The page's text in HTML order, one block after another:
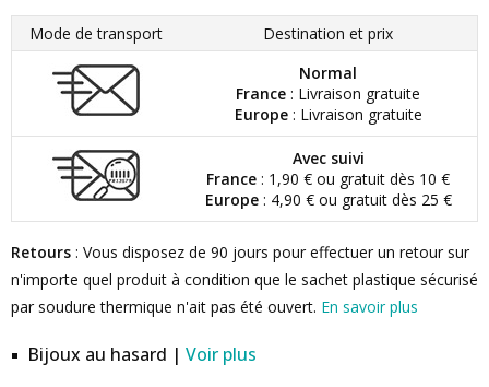
Mode de transport
Destination et prix
Normal
France : Livraison gratuite
Europe: Livraison gratuite
Avec suivi
France : 1,90 € ou gratuit dès 10 €
Europe: 4,90 € ou gratuit dès 25 €
Retours : Vous disposez de 90 jours pour effectuer un retour sur
n'importe quel produit à condition que le sachet plastique sécurisé
par soudure thermique n'ait pas été ouvert. En savoir plus
Bijoux au hasard | Voir plus